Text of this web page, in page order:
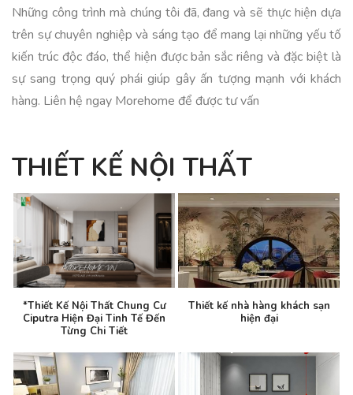
Những công trình mà chúng tôi đã, đang và sẽ thực hiện dựa
trên sự chuyên nghiệp và sáng tạo để mang lại những yếu tố
kiến trúc độc đáo, thể hiện được bản sắc riêng và đặc biệt là
sự sang trọng quý phái giúp gây ấn tượng mạnh với khách
hàng. Liên hệ ngay Morehome để được tư vấn
THIẾT KẾ NỘI THẤT
*Thiết Kế Nội Thất Chung Cư
Ciputra Hiện Đại Tinh Tế Đến
Từng Chi Tiết
Thiết kế nhà hàng khách sạn
hiện đại